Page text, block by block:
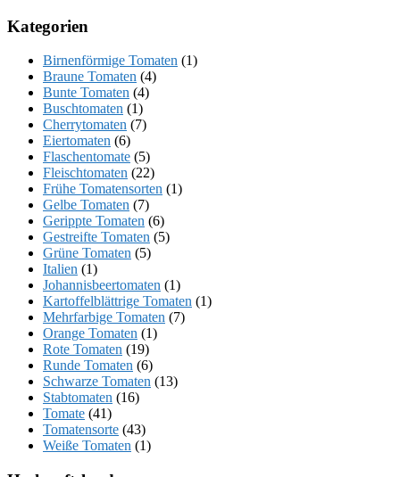
Kategorien
Birnenförmige Tomaten (1)
Braune Tomaten (4)
Bunte Tomaten (4)
Buschtomaten (1)
Cherrytomaten (7)
Eiertomaten (6)
Flaschentomate (5)
Fleischtomaten (22)
Frühe Tomatensorten (1)
Gelbe Tomaten (7)
Gerippte Tomaten (6)
Gestreifte Tomaten (5)
Grüne Tomaten (5)
Italien (1)
Johannisbeertomaten (1)
Kartoffelblättrige Tomaten (1)
Mehrfarbige Tomaten (7)
Orange Tomaten (1)
Rote Tomaten (19)
Runde Tomaten (6)
Schwarze Tomaten (13)
Stabtomaten (16)
Tomate (41)
Tomatensorte (43)
Weiße Tomaten (1)